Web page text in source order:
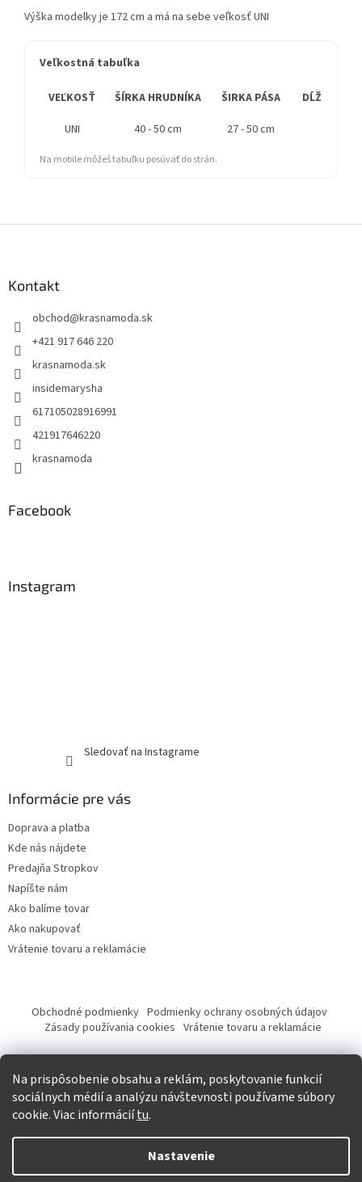
Na prispôsobenie obsahu a reklám, poskytovanie funkcií
sociálnych médií a analýzu návštevnosti používame súbory
cookie. Viac informáciítu.
Nastavenie
Výška modelky je 172 cm a má na sebe veľkosť UNI
Veľkostná tabuľka
VEĽKOSŤ ŠÍRKA HRUDNÍKA ŠIRKA PÁSA
DĹŽKA
UNI
40 - 50 cm 27 - 50 cm
Na mobile môžeš tabuľku posúvať do strán.
Kontakt
obchod@krasnamoda.sk
+421 917 646 220
krasnamoda.sk
insidemarysha
617105028916991
421917646220
krasnamoda
Facebook
Instagram
Sledovať na Instagrame
Informácie pre vás
Doprava a platba
Kde nás nájdete
Predajňa Stropkov
Napíšte nám
Ako balíme tovar
Ako nakupovať
Vrátenie tovaru a reklamácie
Obchodné podmienky Podmienky ochrany osobných údajov
Zásady používania cookies Vrátenie tovaru a reklamácie
Tvorba eshopu a SEO optimalizácia